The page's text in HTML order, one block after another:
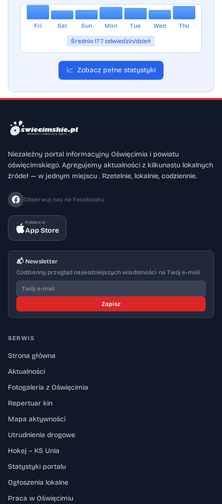
Fri Sat Sun Mon Tue Wed Thu
Średnio 177 odwiedzin/dzień
📈 Zobacz pełne statystyki
Niezależny portal informacyjny Oświęcimia i powiatu
oświęcimskiego. Agregujemy aktualności z kilkunastu lokalnych
źródeł — w jednym miejscu . Rzetelnie, lokalnie, codziennie.
Obserwuj nas na Facebooku
Pobierz w
App Store
📬 Newsletter
Codzienny przegląd najważniejszych wiadomości na Twój e-mail.
Zapisz
SERWIS
Strona główna
Aktualności
Fotogaleria z Oświęcimia
Repertuar kin
Mapa aktywności
Utrudnienia drogowe
Hokej – KS Unia
Statystyki portalu
Ogłoszenia lokalne
Praca w Oświęcimiu